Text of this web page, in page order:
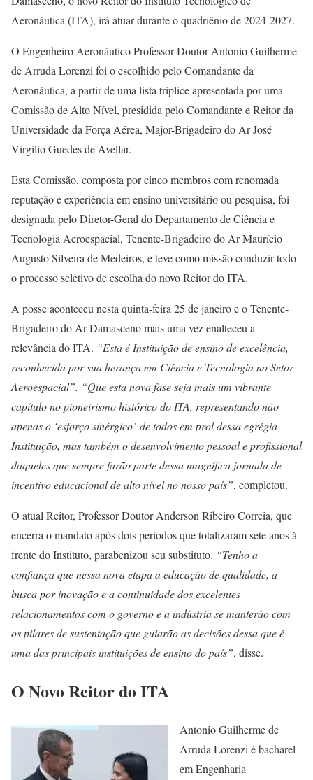
Aeronáutica (ITA), irá atuar durante o quadriênio de 2024-2027.
O Engenheiro Aeronáutico Professor Doutor Antonio Guilherme
de Arruda Lorenzi foi o escolhido pelo Comandante da
Aeronáutica, a partir de uma lista tríplice apresentada por uma
Comissão de Alto Nível, presidida pelo Comandante e Reitor da
Universidade da Força Aérea, Major-Brigadeiro do Ar José
Virgílio Guedes de Avellar.
Esta Comissão, composta por cinco membros com renomada
reputação e experiência em ensino universitário ou pesquisa, foi
designada pelo Diretor-Geral do Departamento de Ciência e
Tecnologia Aeroespacial, Tenente-Brigadeiro do Ar Maurício
Augusto Silveira de Medeiros, e teve como missão conduzir todo
o processo seletivo de escolha do novo Reitor do ITA.
A posse aconteceu nesta quinta-feira 25 de janeiro e o Tenente-
Brigadeiro do Ar Damasceno mais uma vez enalteceu a
relevância do ITA. “Esta é Instituição de ensino de excelência,
reconhecida por sua herança em Ciência e Tecnologia no Setor
Aeroespacial”. “Que esta nova fase seja mais um vibrante
capítulo no pioneirismo histórico do ITA, representando não
apenas o ‘esforço sinérgico’ de todos em prol dessa egrégia
Instituição, mas também o desenvolvimento pessoal e profissional
daqueles que sempre farão parte dessa magnífica jornada de
incentivo educacional de alto nível no nosso país”, completou.
O atual Reitor, Professor Doutor Anderson Ribeiro Correia, que
encerra o mandato após dois períodos que totalizaram sete anos à
frente do Instituto, parabenizou seu substituto. “Tenho a
confiança que nessa nova etapa a educação de qualidade, a
busca por inovação e a continuidade dos excelentes
relacionamentos com o governo e a indústria se manterão com
os pilares de sustentação que guiarão as decisões dessa que é
uma das principais instituições de ensino do país”, disse.
O Novo Reitordo ITA
Antonio Guilherme de
Arruda Lorenzi é bacharel
em Engenharia